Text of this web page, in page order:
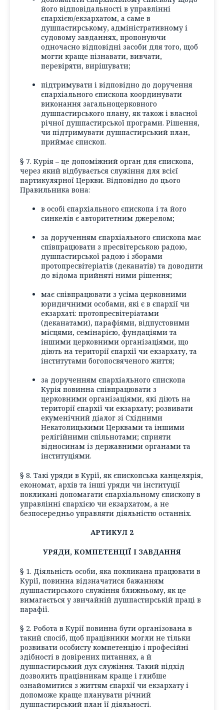
його відповідальності в управлінні
єпархією/екзархатом, а саме в
душпастирському, адміністративному і
судовому завданнях, пропонуючи
одночасно відповідні засоби для того, щоб
могти краще пізнавати, вивчати,
перевіряти, вирішувати;
підтримувати і відповідно до доручення
єпархіального єпископа координувати
виконання загальноцерковного
душпастирського плану, як також і власної
річної душпастирської програми. Рішення,
чи підтримувати душпастирський план,
приймає єпископ.
§ 7. Курія – це допоміжний орган для єпископа,
через який відбувається служіння для всієї
партикулярної Церкви. Відповідно до цього
Правильника вона:
в особі єпархіального єпископа і та його
синкелів є авторитетним джерелом;
за дорученням єпархіального єпископа має
співпрацювати з пресвітерською радою,
душпастирської радою і зборами
протопресвітеріатів (деканатів) та доводити
до відома прийняті ними рішення;
має співпрацювати з усіма церковними
юридичними особами, які є в єпархії чи
екзархаті: протопресвітеріатами
(деканатами), парафіями, відпустовими
місцями, семінарією, фундаціями та
іншими церковними організаціями, що
діють на території єпархії чи екзархату, та
інститутами богопосвяченого життя;
за дорученням єпархіального єпископа
Курія повинна співпрацювати з
церковними організаціями, які діють на
території єпархії чи екзархату; розвивати
екуменічний діалог зі Східними
Некатолицькими Церквами та іншими
релігійними спільнотами; сприяти
відносинам із державними органами та
інституціями.
§ 8. Такі уряди в Курії, як єпископська канцелярія,
економат, архів та інші уряди чи інституції
покликані допомагати єпархіальному єпископу в
управлінні єпархією чи екзархатом, а не
безпосередньо управляти діяльністю останніх.
АРТИКУЛ 2
УРЯДИ, КОМПЕТЕНЦІЇ І ЗАВДАННЯ
§ 1. Діяльність особи, яка покликана працювати в
Курії, повинна відзначатися бажанням
душпастирського служіння ближньому, як це
вимагається у звичайній душпастирській праці в
парафії.
§ 2. Робота в Курії повинна бути організована в
такий спосіб, щоб працівники могли не тільки
розвивати особисту компетенцію і професійні
здібності в довірених питаннях, а й
душпастирський дух служіння. Такий підхід
дозволить працівникам краще і глибше
ознайомитися з життям єпархії чи екзархату і
допоможе краще планувати річний
душпастирський план її діяльності.